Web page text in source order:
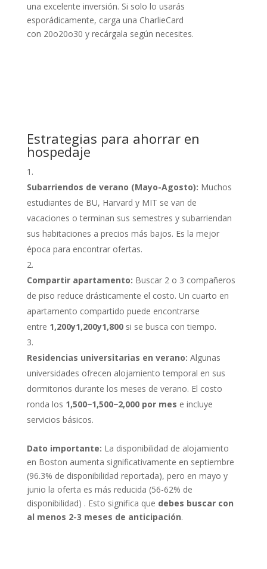
una excelente inversión. Si solo lo usarás
esporádicamente, carga una CharlieCard
con 20o20o30 y recárgala según necesites.
Estrategias para ahorrar en
hospedaje
Subarriendos de verano (Mayo-Agosto): Muchos
estudiantes de BU, Harvard y MIT se van de
vacaciones o terminan sus semestres y subarriendan
sus habitaciones a precios más bajos. Es la mejor
época para encontrar ofertas.
Compartir apartamento: Buscar 2 o 3 compañeros
de piso reduce drásticamente el costo. Un cuarto en
apartamento compartido puede encontrarse
entre 1,200y1,200y1,800si se busca con tiempo.
Residencias universitarias en verano: Algunas
universidades ofrecen alojamiento temporal en sus
dormitorios durante los meses de verano. El costo
ronda los 1,500−1,500−2,000 por mes e incluye
servicios básicos.
Dato importante: La disponibilidad de alojamiento
en Boston aumenta significativamente en septiembre
(96.3% de disponibilidad reportada), pero en mayo y
junio la oferta es más reducida (56-62% de
disponibilidad) . Esto significa que debes buscar con
al menos 2-3 meses de anticipación.